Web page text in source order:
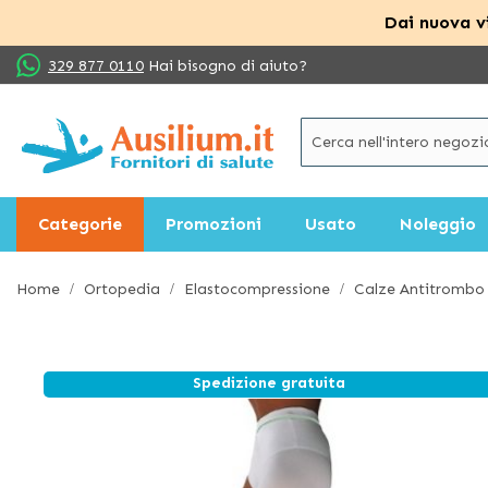
Dai nuova
Salta
al
329 877 0110 Hai bisogno di aiuto?
Categorie Promozioni Usato Noleggio
Home Ortopedia Elastocompressione Calze
Spedizione gratuita